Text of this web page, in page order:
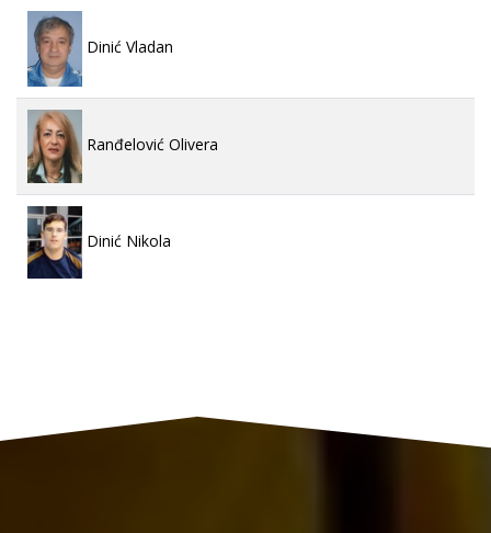
Dinić Vladan
Ranđelović Olivera
Dinić Nikola